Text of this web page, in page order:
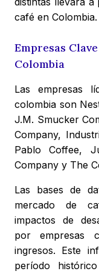
café en Colombia.
Empresas
Colombia
Las empresas
colombia son
J.M. Smucker
Company,
Pablo Coffee,
Company y The
Las bases de
mercado de
impactos de
por empresas
ingresos. Este
período